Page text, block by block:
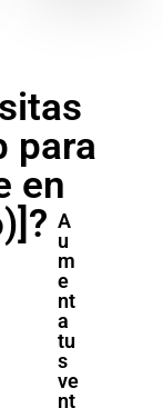
para
en
A
u
m
e
nt
a
tu
s
ve
nt